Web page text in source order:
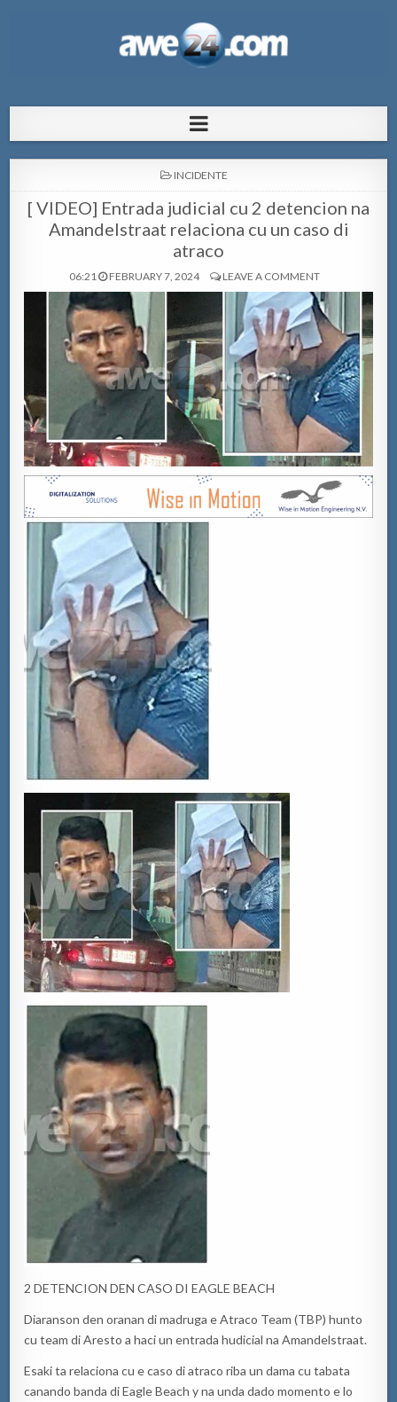
pa Aruba
POSTED
INCIDENTE
[ VIDEO] Entrada judicial cu 2 detencion na
Amandelstraat relaciona cu un caso di
atraco
06:21 FEBRUARY 7, 2024 LEAVE A COMMENT
2 DETENCION DEN CASO DI EAGLE BEACH
Diaranson den oranan di madruga e Atraco Team (TBP) hunto
cu team di Aresto a haci un entrada hudicial na Amandelstraat.
Esaki ta relaciona cu e caso di atraco riba un dama cu tabata
canando banda di Eagle Beach y na unda dado momento e lo